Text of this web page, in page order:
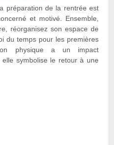
préparation de la rentrée est
et motivé. Ensemble,
réorganisez son espace de
du temps pour les premières
physique a un impact
symbolise le retour à une